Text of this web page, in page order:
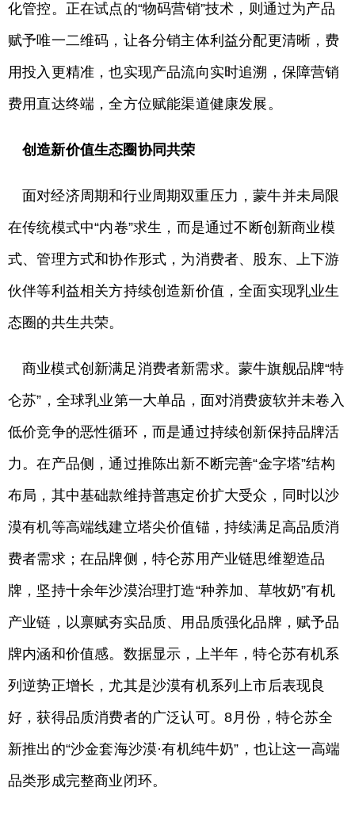
化管控。正在试点的“物码营销”技术，则通过为产品
赋予唯一二维码，让各分销主体利益分配更清晰，费
用投入更精准，也实现产品流向实时追溯，保障营销
费用直达终端，全方位赋能渠道健康发展。
创造新价值生态圈协同共荣
面对经济周期和行业周期双重压力，蒙牛并未局限
在传统模式中“内卷”求生，而是通过不断创新商业模
式、管理方式和协作形式，为消费者、股东、上下游
伙伴等利益相关方持续创造新价值，全面实现乳业生
态圈的共生共荣。
商业模式创新满足消费者新需求。蒙牛旗舰品牌“特
仑苏”，全球乳业第一大单品，面对消费疲软并未卷入
低价竞争的恶性循环，而是通过持续创新保持品牌活
力。在产品侧，通过推陈出新不断完善“金字塔”结构
布局，其中基础款维持普惠定价扩大受众，同时以沙
漠有机等高端线建立塔尖价值锚，持续满足高品质消
费者需求；在品牌侧，特仑苏用产业链思维塑造品
牌，坚持十余年沙漠治理打造“种养加、草牧奶”有机
产业链，以禀赋夯实品质、用品质强化品牌，赋予品
牌内涵和价值感。数据显示，上半年，特仑苏有机系
列逆势正增长，尤其是沙漠有机系列上市后表现良
好，获得品质消费者的广泛认可。8月份，特仑苏全
新推出的“沙金套海沙漠·有机纯牛奶”，也让这一高端
品类形成完整商业闭环。